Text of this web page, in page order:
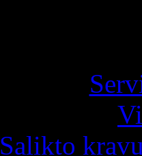
Salikto